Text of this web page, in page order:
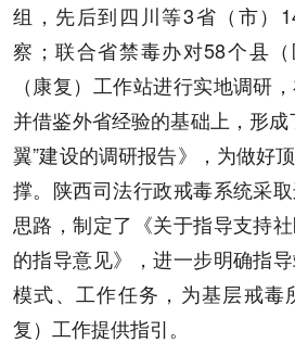
组，先后到四川等3省（市）
察；联合省禁毒办对58个县
（康复）工作站进行实地调研
并借鉴外省经验的基础上，形
翼”建设的调研报告》，为做好
撑。陕西司法行政戒毒系统采
思路，制定了《关于指导支持
的指导意见》，进一步明确指
模式、工作任务，为基层戒毒
复）工作提供指引。